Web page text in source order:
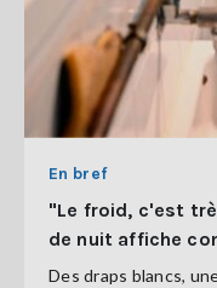
En bref
"Le froid, c'est
de nuit affiche
Des draps blancs,